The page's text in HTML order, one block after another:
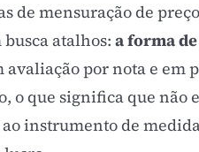
de mensuração de
atalhos:a forma
por nota e em
o que significa que não
instrumento de